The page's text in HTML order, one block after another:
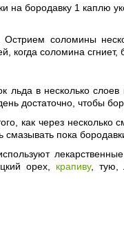
на бородавку 1 каплю
соломины
соломина сгниет,
льда в несколько
достаточно, чтобы
как через несколько
пока
орех, крапиву, тую,